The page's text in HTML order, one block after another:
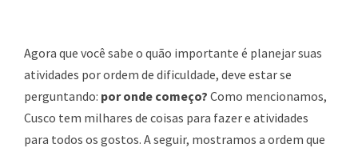
Agora que você sabe o quão importante é planejar suas
atividades por ordem de dificuldade, deve estar se
perguntando: por onde começo? Como mencionamos,
Cusco tem milhares de coisas para fazer e atividades
para todos os gostos. A seguir, mostramos a ordem que